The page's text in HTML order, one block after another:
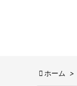
 ホーム >